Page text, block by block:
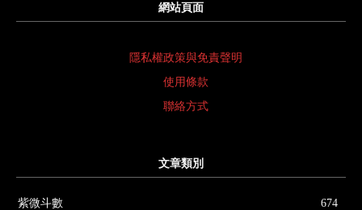
網站頁面
隱私權政策與免責聲明
使用條款
聯絡方式
文章類別
紫微斗數
674